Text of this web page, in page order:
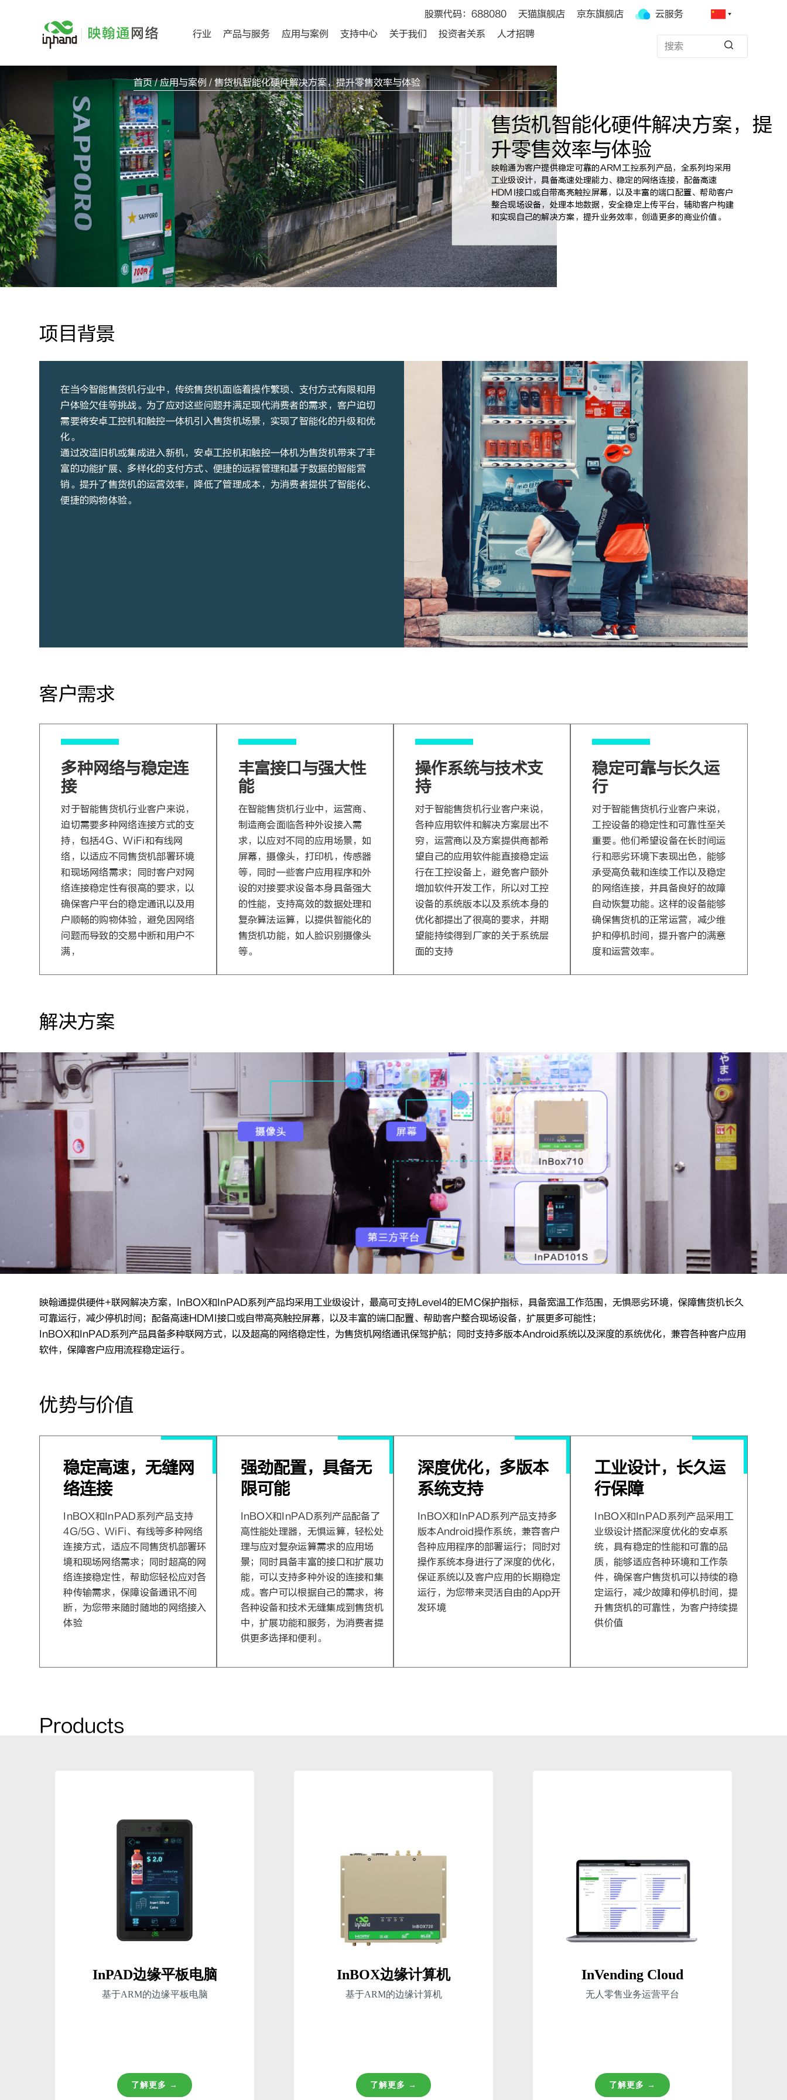
股票代码：688080 天猫旗舰店 京东旗舰店
云服务
行业
产品与服务 应用与案例 支持中心 关于我们 投资者关系 人才招聘
售货机智能化硬件解决方案，提
升零售效率与体验
映翰通为客户提供稳定可靠的ARM工控系列产品，全系列均采用
工业级设计，具备高速处理能力、稳定的网络连接，配备高速
HDMI接口或自带高亮触控屏幕，以及丰富的端口配置、帮助客户
整合现场设备，处理本地数据，安全稳定上传平台，辅助客户构建
和实现自己的解决方案，提升业务效率，创造更多的商业价值。
首页/应用与案例 / 售货机智能化硬件解决方案，提升零售效率与体验
项目背景
在当今智能售货机行业中，传统售货机面临着操作繁琐、支付方式有限和用
户体验欠佳等挑战。为了应对这些问题并满足现代消费者的需求，客户迫切
需要将安卓工控机和触控一体机引入售货机场景，实现了智能化的升级和优
化。
通过改造旧机或集成进入新机，安卓工控机和触控一体机为售货机带来了丰
富的功能扩展、多样化的支付方式、便捷的远程管理和基于数据的智能营
销。提升了售货机的运营效率，降低了管理成本，为消费者提供了智能化、
便捷的购物体验。
客户需求
多种网络与稳定连
接
对于智能售货机行业客户来说，
迫切需要多种网络连接方式的支
持，包括4G、WiFi和有线网
络，以适应不同售货机部署环境
和现场网络需求；同时客户对网
络连接稳定性有很高的要求，以
确保客户平台的稳定通讯以及用
户顺畅的购物体验，避免因网络
问题而导致的交易中断和用户不
满，
丰富接口与强大性
能
在智能售货机行业中，运营商、
制造商会面临各种外设接入需
求，以应对不同的应用场景，如
屏幕，摄像头，打印机，传感器
等，同时一些客户应用程序和外
设的对接要求设备本身具备强大
的性能，支持高效的数据处理和
复杂算法运算，以提供智能化的
售货机功能，如人脸识别摄像头
等。
操作系统与技术支
持
对于智能售货机行业客户来说，
各种应用软件和解决方案层出不
穷，运营商以及方案提供商都希
望自己的应用软件能直接稳定运
行在工控设备上，避免客户额外
增加软件开发工作，所以对工控
设备的系统版本以及系统本身的
优化都提出了很高的要求，并期
望能持续得到厂家的关于系统层
面的支持
稳定可靠与长久运
行
对于智能售货机行业客户来说，
工控设备的稳定性和可靠性至关
重要。他们希望设备在长时间运
行和恶劣环境下表现出色，能够
承受高负载和连续工作以及稳定
的网络连接，并具备良好的故障
自动恢复功能。这样的设备能够
确保售货机的正常运营，减少维
护和停机时间，提升客户的满意
度和运营效率。
解决方案
映翰通提供硬件+联网解决方案，InBOX和InPAD系列产品均采用工业级设计，最高可支持Level4的EMC保护指标，具备宽温工作范围，无惧恶劣环境，保障售货机长久
可靠运行，减少停机时间；配备高速HDMI接口或自带高亮触控屏幕，以及丰富的端口配置、帮助客户整合现场设备，扩展更多可能性；
InBOX和InPAD系列产品具备多种联网方式，以及超高的网络稳定性，为售货机网络通讯保驾护航；同时支持多版本Android系统以及深度的系统优化，兼容各种客户应用
软件，保障客户应用流程稳定运行。
优势与价值
稳定高速，无缝网
络连接
InBOX和InPAD系列产品支持
4G/5G、WiFi、有线等多种网络
连接方式，适应不同售货机部署环
境和现场网络需求；同时超高的网
络连接稳定性，帮助您轻松应对各
种传输需求，保障设备通讯不间
断，为您带来随时随地的网络接入
体验
强劲配置，具备无
限可能
InBOX和InPAD系列产品配备了
高性能处理器，无惧运算，轻松处
理与应对复杂运算需求的应用场
景；同时具备丰富的接口和扩展功
能，可以支持多种外设的连接和集
成。客户可以根据自己的需求，将
各种设备和技术无缝集成到售货机
中，扩展功能和服务，为消费者提
供更多选择和便利。
深度优化，多版本
系统支持
InBOX和InPAD系列产品支持多
版本Android操作系统，兼容客户
各种应用程序的部署运行；同时对
操作系统本身进行了深度的优化，
保证系统以及客户应用的长期稳定
运行，为您带来灵活自由的App开
发环境
工业设计，长久运
行保障
InBOX和InPAD系列产品采用工
业级设计搭配深度优化的安卓系
统，具有稳定的性能和可靠的品
质，能够适应各种环境和工作条
件，确保客户售货机可以持续的稳
定运行，减少故障和停机时间，提
升售货机的可靠性，为客户持续提
供价值
Products​
InPAD边缘平板电脑
基于ARM的边缘平板电脑
了解更多 →
InBOX边缘计算机
基于ARM的边缘计算机
了解更多 →
InVending Cloud
无人零售业务运营平台
了解更多 →